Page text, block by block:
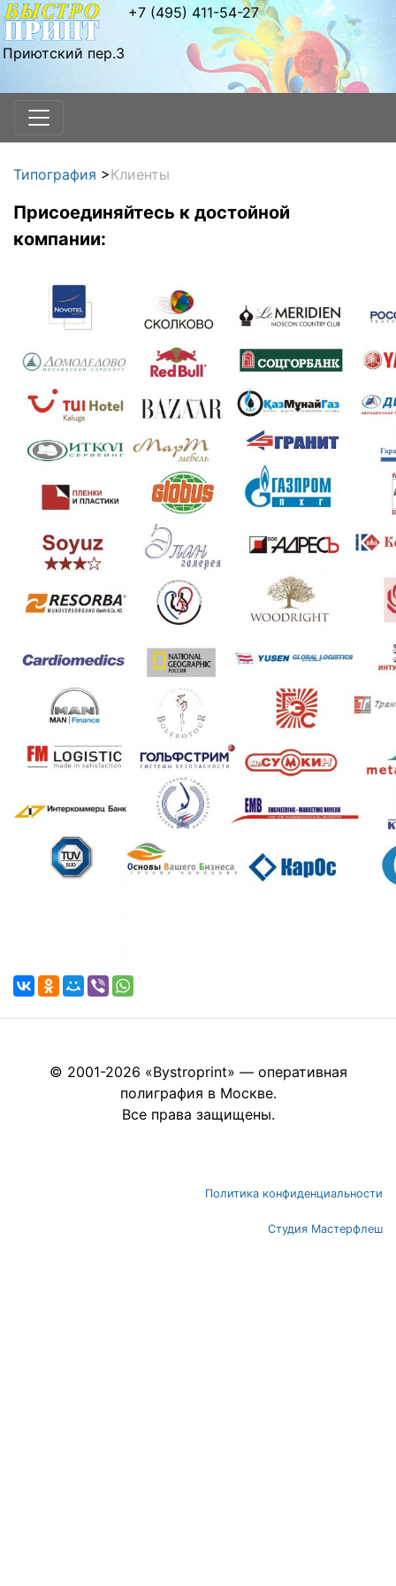
Приютский пер.3
+7 (495) 411-54-27
Типография >Клиенты
Присоединяйтесь к достойной
компании:
© 2001-2026 «Bystroprint» — оперативная
полиграфия в Москве.
Все права защищены.
Политика конфиденциальности
Студия Мастерфлеш